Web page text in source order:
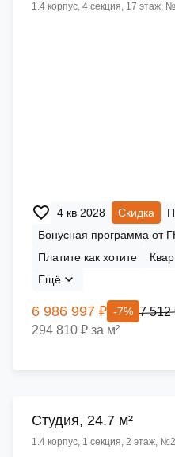
1.4 корпус, 4 секция, 17 этаж,
4 кв 2028 Скидка
Бонусная программа от
Платите как хотите
Ещё
6 986 997 ₽ -7% 7 512
294 810 ₽ за м²
Cтудия, 24.7 м²
1.4 корпус, 1 секция, 2 этаж, №2